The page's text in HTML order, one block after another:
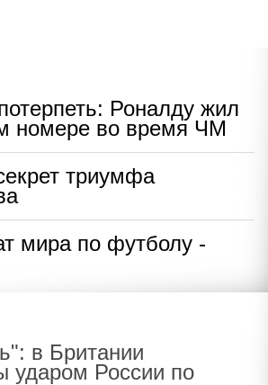
Роналду жил
номере во время ЧМ
триумфа
мира по футболу -
в Британии
ударом России по